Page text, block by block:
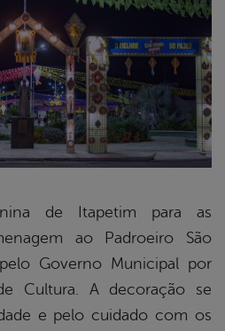
de Itapetim para as
ao Padroeiro São
Governo Municipal por
Cultura. A decoração se
e pelo cuidado com os